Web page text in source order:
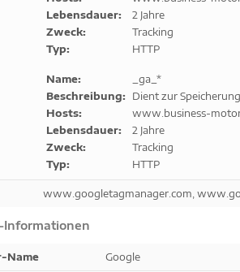
Lebensdauer:
2 Jahre
Zweck:
Tracking
Typ:
HTTP
Name:
_ga_*
Beschreibung:
Dient zur
Hosts:
www.business-
Lebensdauer:
2 Jahre
Zweck:
Tracking
Typ:
HTTP
www.googletagmanager.com,
Informationen
Name Google